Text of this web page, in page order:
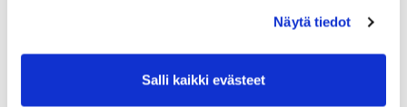
Näytä tiedot
Salli kaikki evästeet
Kaksi viimeistä osakilpailua, pisteet 1,5 kertaisina.
Tasatulokset:
Osakilpailujen tasoituksellisissa kisoissa pienempi tarkka
tasoitus